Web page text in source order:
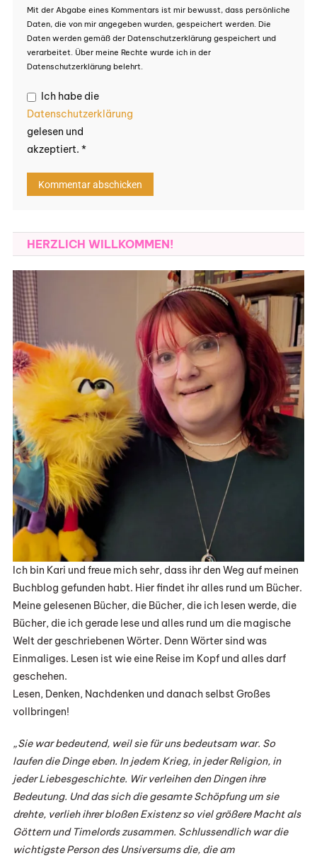
Mit der Abgabe eines Kommentars ist mir bewusst, dass persönliche
Daten, die von mir angegeben wurden, gespeichert werden. Die
Daten werden gemäß der Datenschutzerklärung gespeichert und
verarbeitet. Über meine Rechte wurde ich in der
Datenschutzerklärung belehrt.
Ich habe die
Datenschutzerklärung
gelesen und
akzeptiert. *
HERZLICH WILLKOMMEN!
Ich bin Kari und freue mich sehr, dass ihr den Weg auf meinen
Buchblog gefunden habt. Hier findet ihr alles rund um Bücher.
Meine gelesenen Bücher, die Bücher, die ich lesen werde, die
Bücher, die ich gerade lese und alles rund um die magische
Welt der geschriebenen Wörter. Denn Wörter sind was
Einmaliges. Lesen ist wie eine Reise im Kopf und alles darf
geschehen.
Lesen, Denken, Nachdenken und danach selbst Großes
vollbringen!
„Sie war bedeutend, weil sie für uns bedeutsam war. So
laufen die Dinge eben. In jedem Krieg, in jeder Religion, in
jeder Liebesgeschichte. Wir verleihen den Dingen ihre
Bedeutung. Und das sich die gesamte Schöpfung um sie
drehte, verlieh ihrer bloßen Existenz so viel größere Macht als
Göttern und Timelords zusammen. Schlussendlich war die
wichtigste Person des Unsiversums die, die am